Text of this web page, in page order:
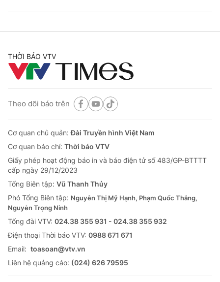
THỜI BÁO VTV
Theo dõi báo trên
Cơ quan chủ quản:Đài Truyền hình Việt Nam
Cơ quan báo chí: Thời báo VTV
Giấy phép hoạt động báo in và báo điện tử số 483/GP-BTTTT
cấp ngày 29/12/2023
Tổng Biên tập: Vũ Thanh Thủy
Phó Tổng Biên tập: Nguyễn Thị Mỹ Hạnh, Phạm Quốc Thắng,
Nguyễn Trọng Ninh
Tổng đài VTV: 024.38 355 931 - 024.38 355 932
Ðiện thoại Thời báo VTV: 0988 671 671
Email: toasoan@vtv.vn
Liên hệ quảng cáo: (024) 626 79595